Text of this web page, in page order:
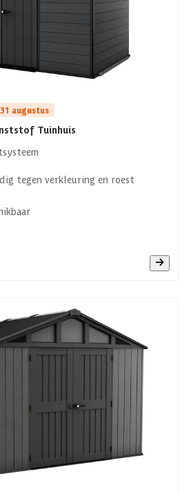
augustus
Tuinhuis
tegen verkleuring en roest